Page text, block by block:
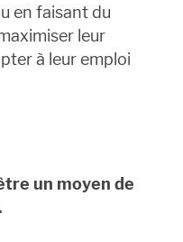
en faisant du
leur
à leur emploi
un moyen de